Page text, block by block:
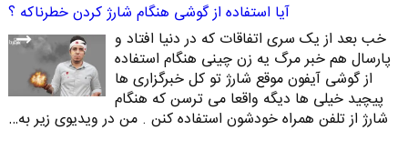
آیا استفاده از گوشی هنگام شارژ کردن خطرناکه ؟
خب بعد از یک سری اتفاقات که در دنیا افتاد و
پارسال هم خبر مرگ یه زن چینی هنگام استفاده
از گوشی آیفون موقع شارژ تو کل خبرگزاری ها
پیچید خیلی ها دیگه واقعا می ترسن که هنگام
شارژ از تلفن همراه خودشون استفاده کنن . من در ویدیوی زیر به…